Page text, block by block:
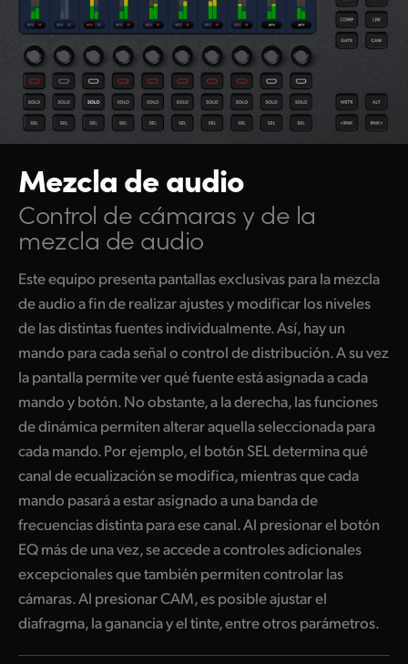
Mezcla de audio
Control de cámaras y de la
mezcla de audio
Este equipo presenta pantallas exclusivas para la mezcla
de audio a fin de realizar ajustes y modificar los niveles
de las distintas fuentes individualmente. Así, hay un
mando para cada señal o control de distribución. A su vez
la pantalla permite ver qué fuente está asignada a cada
mando y botón. No obstante, a la derecha, las funciones
de dinámica permiten alterar aquella seleccionada para
cada mando. Por ejemplo, el botón SEL determina qué
canal de ecualización se modifica, mientras que cada
mando pasará a estar asignado a una banda de
frecuencias distinta para ese canal. Al presionar el botón
EQ más de una vez, se accede a controles adicionales
excepcionales que también permiten controlar las
cámaras. Al presionar CAM, es posible ajustar el
diafragma, la ganancia y el tinte, entre otros parámetros.